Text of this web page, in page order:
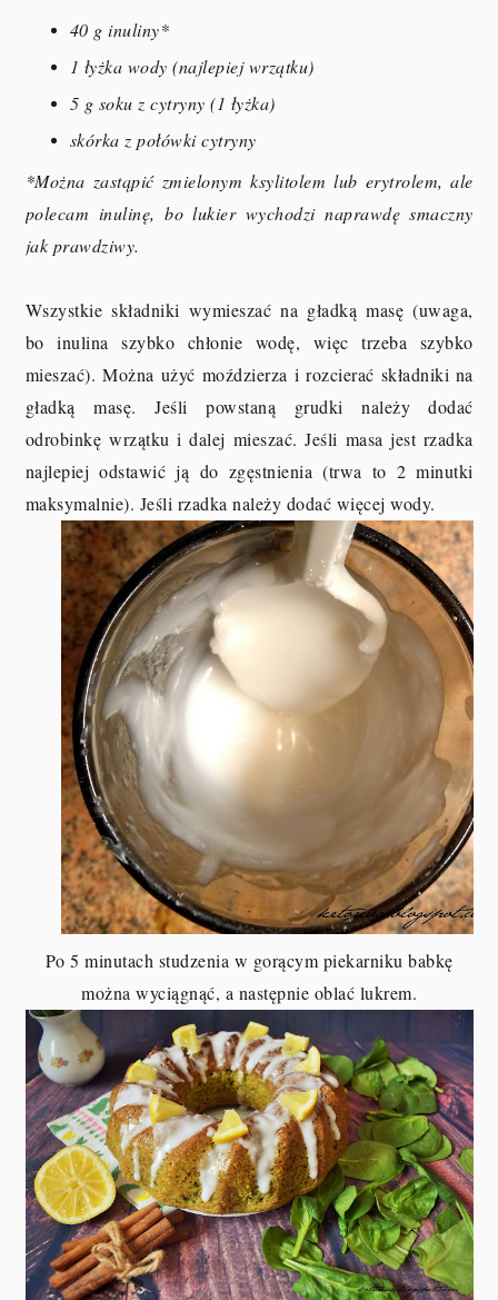
40 g inuliny*
1 łyżka wody (najlepiej wrzątku)
5 g soku z cytryny (1 łyżka)
skórka z połówki cytryny
*Można zastąpić zmielonym ksylitolem lub erytrolem, ale
polecam inulinę, bo lukier wychodzi naprawdę smaczny
jak prawdziwy.
Wszystkie składniki wymieszać na gładką masę (uwaga,
bo inulina szybko chłonie wodę, więc trzeba szybko
mieszać). Można użyć moździerza i rozcierać składniki na
gładką masę. Jeśli powstaną grudki należy dodać
odrobinkę wrzątku i dalej mieszać. Jeśli masa jest rzadka
najlepiej odstawić ją do zgęstnienia (trwa to 2 minutki
maksymalnie). Jeśli rzadka należy dodać więcej wody.
Po 5 minutach studzenia w gorącym piekarniku babkę
można wyciągnąć, a następnie oblać lukrem.